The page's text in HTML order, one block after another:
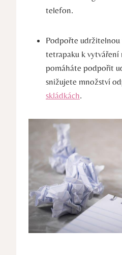
telefon.
Podpořte
tetrapaku k
pomáháte podpořit
snižujete množství
skládkách.